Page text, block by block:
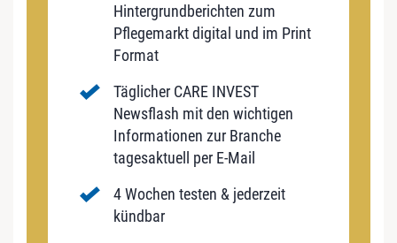
Hintergrundberichten zum
Pflegemarkt digital und im Print
Format
Täglicher CARE INVEST
Newsflash mit den wichtigen
Informationen zur Branche
tagesaktuell per E-Mail
4 Wochen testen & jederzeit
kündbar